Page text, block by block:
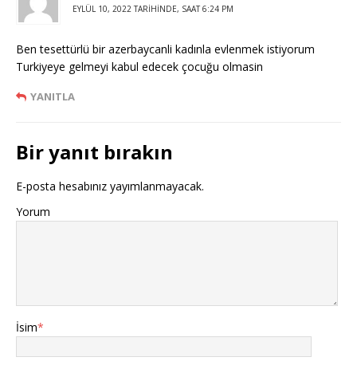
EYLÜL 10, 2022 TARIHINDE, SAAT 6:24 PM
Ben tesettürlü bir azerbaycanli kadınla evlenmek istiyorum
Turkiyeye gelmeyi kabul edecek çocuğu olmasin
YANITLA
Bir yanıt bırakın
E-posta hesabınız yayımlanmayacak.
Yorum
İsim*